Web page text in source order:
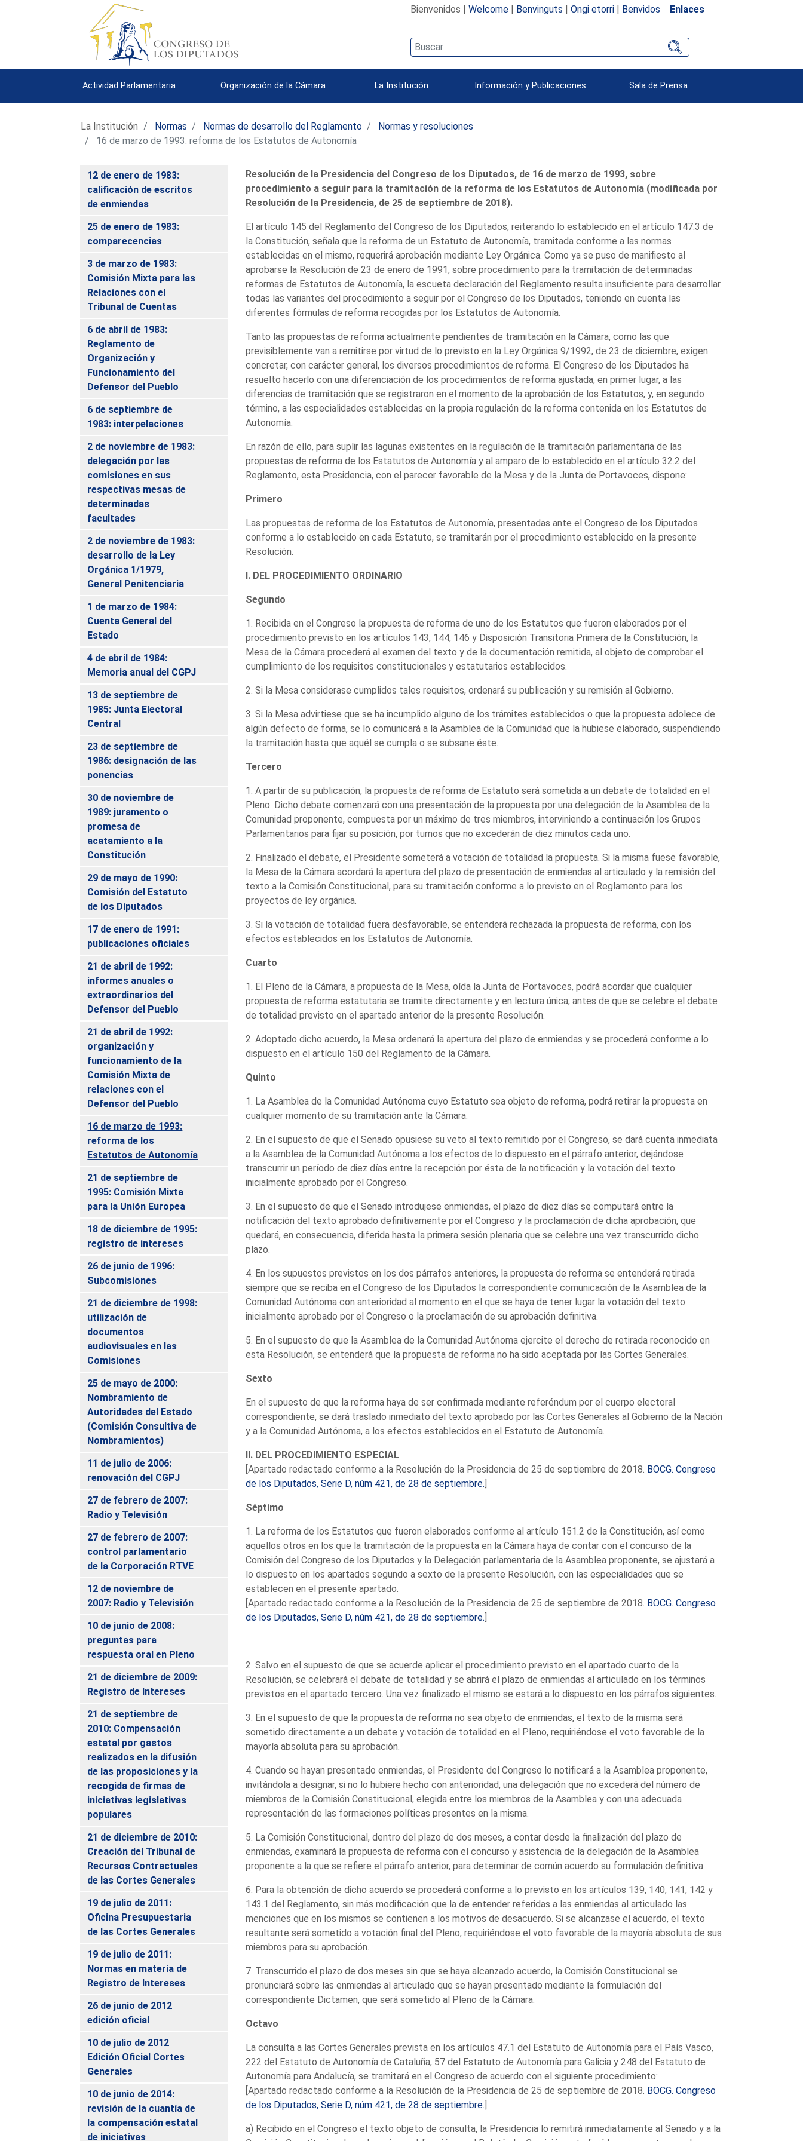
Bienvenidos | Welcome| Benvinguts | Ongi etorri| Benvidos Enlaces
Actividad Parlamentaria Organización de la Cámara La Institución Información y Publicaciones Sala de Prensa
La Institución Normas Normas de desarrollo del Reglamento
Normas y resoluciones
16 de marzo de 1993: reforma de los Estatutos de Autonomía
12 de enero de 1983:
calificación de escritos
de enmiendas
25 de enero de 1983:
comparecencias
3 de marzo de 1983:
Comisión Mixta para las
Relaciones con el
Tribunal de Cuentas
6 de abril de 1983:
Reglamento de
Organización y
Funcionamiento del
Defensor del Pueblo
6 de septiembre de
1983: interpelaciones
2 de noviembre de 1983:
delegación por las
comisiones en sus
respectivas mesas de
determinadas
facultades
2 de noviembre de 1983:
desarrollo de la Ley
Orgánica 1/1979,
General Penitenciaria
1 de marzo de 1984:
Cuenta General del
Estado
4 de abril de 1984:
Memoria anual del CGPJ
13 de septiembre de
1985: Junta Electoral
Central
23 de septiembre de
1986: designación de las
ponencias
30 de noviembre de
1989: juramento o
promesa de
acatamiento a la
Constitución
29 de mayo de 1990:
Comisión del Estatuto
de los Diputados
17 de enero de 1991:
publicaciones oficiales
21 de abril de 1992:
informes anuales o
extraordinarios del
Defensor del Pueblo
21 de abril de 1992:
organización y
funcionamiento de la
Comisión Mixta de
relaciones con el
Defensor del Pueblo
16 de marzo de 1993:
reforma de los
Estatutos de Autonomía
21 de septiembre de
1995: Comisión Mixta
para la Unión Europea
18 de diciembre de 1995:
registro de intereses
26 de junio de 1996:
Subcomisiones
21 de diciembre de 1998:
utilización de
documentos
audiovisuales en las
Comisiones
25 de mayo de 2000:
Nombramiento de
Autoridades del Estado
(Comisión Consultiva de
Nombramientos)
11 de julio de 2006:
renovación del CGPJ
27 de febrero de 2007:
Radio y Televisión
27 de febrero de 2007:
control parlamentario
de la Corporación RTVE
12 de noviembre de
2007: Radio y Televisión
10 de junio de 2008:
preguntas para
respuesta oral en Pleno
21 de diciembre de 2009:
Registro de Intereses
21 de septiembre de
2010: Compensación
estatal por gastos
realizados en la difusión
de las proposiciones y la
recogida de firmas de
iniciativas legislativas
populares
21 de diciembre de 2010:
Creación del Tribunal de
Recursos Contractuales
de las Cortes Generales
19 de julio de 2011:
Oficina Presupuestaria
de las Cortes Generales
19 de julio de 2011:
Normas en materia de
Registro de Intereses
26 de junio de 2012
edición oficial
10 de julio de 2012
Edición Oficial Cortes
Generales
10 de junio de 2014:
revisión de la cuantía de
la compensación estatal
de iniciativas
Resolución de la Presidencia del Congreso de los Diputados, de 16 de marzo de 1993, sobre
procedimiento a seguir para la tramitación de la reforma de los Estatutos de Autonomía (modificada por
Resolución de la Presidencia, de 25 de septiembre de 2018).
El artículo 145 del Reglamento del Congreso de los Diputados, reiterando lo establecido en el artículo 147.3 de
la Constitución, señala que la reforma de un Estatuto de Autonomía, tramitada conforme a las normas
establecidas en el mismo, requerirá aprobación mediante Ley Orgánica. Como ya se puso de manifiesto al
aprobarse la Resolución de 23 de enero de 1991, sobre procedimiento para la tramitación de determinadas
reformas de Estatutos de Autonomía, la escueta declaración del Reglamento resulta insuficiente para desarrollar
todas las variantes del procedimiento a seguir por el Congreso de los Diputados, teniendo en cuenta las
diferentes fórmulas de reforma recogidas por los Estatutos de Autonomía.
Tanto las propuestas de reforma actualmente pendientes de tramitación en la Cámara, como las que
previsiblemente van a remitirse por virtud de lo previsto en la Ley Orgánica 9/1992, de 23 de diciembre, exigen
concretar, con carácter general, los diversos procedimientos de reforma. El Congreso de los Diputados ha
resuelto hacerlo con una diferenciación de los procedimientos de reforma ajustada, en primer lugar, a las
diferencias de tramitación que se registraron en el momento de la aprobación de los Estatutos, y, en segundo
término, a las especialidades establecidas en la propia regulación de la reforma contenida en los Estatutos de
Autonomía.
En razón de ello, para suplir las lagunas existentes en la regulación de la tramitación parlamentaria de las
propuestas de reforma de los Estatutos de Autonomía y al amparo de lo establecido en el artículo 32.2 del
Reglamento, esta Presidencia, con el parecer favorable de la Mesa y de la Junta de Portavoces, dispone:
Primero
Las propuestas de reforma de los Estatutos de Autonomía, presentadas ante el Congreso de los Diputados
conforme a lo establecido en cada Estatuto, se tramitarán por el procedimiento establecido en la presente
Resolución.
I. DEL PROCEDIMIENTO ORDINARIO
Segundo
1. Recibida en el Congreso la propuesta de reforma de uno de los Estatutos que fueron elaborados por el
procedimiento previsto en los artículos 143, 144, 146 y Disposición Transitoria Primera de la Constitución, la
Mesa de la Cámara procederá al examen del texto y de la documentación remitida, al objeto de comprobar el
cumplimiento de los requisitos constitucionales y estatutarios establecidos.
2. Si la Mesa considerase cumplidos tales requisitos, ordenará su publicación y su remisión al Gobierno.
3. Si la Mesa advirtiese que se ha incumplido alguno de los trámites establecidos o que la propuesta adolece de
algún defecto de forma, se lo comunicará a la Asamblea de la Comunidad que la hubiese elaborado, suspendiendo
la tramitación hasta que aquél se cumpla o se subsane éste.
Tercero
1. A partir de su publicación, la propuesta de reforma de Estatuto será sometida a un debate de totalidad en el
Pleno. Dicho debate comenzará con una presentación de la propuesta por una delegación de la Asamblea de la
Comunidad proponente, compuesta por un máximo de tres miembros, interviniendo a continuación los Grupos
Parlamentarios para fijar su posición, por turnos que no excederán de diez minutos cada uno.
2. Finalizado el debate, el Presidente someterá a votación de totalidad la propuesta. Si la misma fuese favorable,
la Mesa de la Cámara acordará la apertura del plazo de presentación de enmiendas al articulado y la remisión del
texto a la Comisión Constitucional, para su tramitación conforme a lo previsto en el Reglamento para los
proyectos de ley orgánica.
3. Si la votación de totalidad fuera desfavorable, se entenderá rechazada la propuesta de reforma, con los
efectos establecidos en los Estatutos de Autonomía.
Cuarto
1. El Pleno de la Cámara, a propuesta de la Mesa, oída la Junta de Portavoces, podrá acordar que cualquier
propuesta de reforma estatutaria se tramite directamente y en lectura única, antes de que se celebre el debate
de totalidad previsto en el apartado anterior de la presente Resolución.
2. Adoptado dicho acuerdo, la Mesa ordenará la apertura del plazo de enmiendas y se procederá conforme a lo
dispuesto en el artículo 150 del Reglamento de la Cámara.
Quinto
1. La Asamblea de la Comunidad Autónoma cuyo Estatuto sea objeto de reforma, podrá retirar la propuesta en
cualquier momento de su tramitación ante la Cámara.
2. En el supuesto de que el Senado opusiese su veto al texto remitido por el Congreso, se dará cuenta inmediata
a la Asamblea de la Comunidad Autónoma a los efectos de lo dispuesto en el párrafo anterior, dejándose
transcurrir un período de diez días entre la recepción por ésta de la notificación y la votación del texto
inicialmente aprobado por el Congreso.
3. En el supuesto de que el Senado introdujese enmiendas, el plazo de diez días se computará entre la
notificación del texto aprobado definitivamente por el Congreso y la proclamación de dicha aprobación, que
quedará, en consecuencia, diferida hasta la primera sesión plenaria que se celebre una vez transcurrido dicho
plazo.
4. En los supuestos previstos en los dos párrafos anteriores, la propuesta de reforma se entenderá retirada
siempre que se reciba en el Congreso de los Diputados la correspondiente comunicación de la Asamblea de la
Comunidad Autónoma con anterioridad al momento en el que se haya de tener lugar la votación del texto
inicialmente aprobado por el Congreso o la proclamación de su aprobación definitiva.
5. En el supuesto de que la Asamblea de la Comunidad Autónoma ejercite el derecho de retirada reconocido en
esta Resolución, se entenderá que la propuesta de reforma no ha sido aceptada por las Cortes Generales.
Sexto
En el supuesto de que la reforma haya de ser confirmada mediante referéndum por el cuerpo electoral
correspondiente, se dará traslado inmediato del texto aprobado por las Cortes Generales al Gobierno de la Nación
y a la Comunidad Autónoma, a los efectos establecidos en el Estatuto de Autonomía.
II. DEL PROCEDIMIENTO ESPECIAL
[Apartado redactado conforme a la Resolución de la Presidencia de 25 de septiembre de 2018. BOCG. Congreso
de los Diputados, Serie D, núm 421, de 28 de septiembre.]
Séptimo
1. La reforma de los Estatutos que fueron elaborados conforme al artículo 151.2 de la Constitución, así como
aquellos otros en los que la tramitación de la propuesta en la Cámara haya de contar con el concurso de la
Comisión del Congreso de los Diputados y la Delegación parlamentaria de la Asamblea proponente, se ajustará a
lo dispuesto en los apartados segundo a sexto de la presente Resolución, con las especialidades que se
establecen en el presente apartado.
[Apartado redactado conforme a la Resolución de la Presidencia de 25 de septiembre de 2018. BOCG. Congreso
de los Diputados, Serie D, núm 421, de 28 de septiembre.]
2. Salvo en el supuesto de que se acuerde aplicar el procedimiento previsto en el apartado cuarto de la
Resolución, se celebrará el debate de totalidad y se abrirá el plazo de enmiendas al articulado en los términos
previstos en el apartado tercero. Una vez finalizado el mismo se estará a lo dispuesto en los párrafos siguientes.
3. En el supuesto de que la propuesta de reforma no sea objeto de enmiendas, el texto de la misma será
sometido directamente a un debate y votación de totalidad en el Pleno, requiriéndose el voto favorable de la
mayoría absoluta para su aprobación.
4. Cuando se hayan presentado enmiendas, el Presidente del Congreso lo notificará a la Asamblea proponente,
invitándola a designar, si no lo hubiere hecho con anterioridad, una delegación que no excederá del número de
miembros de la Comisión Constitucional, elegida entre los miembros de la Asamblea y con una adecuada
representación de las formaciones políticas presentes en la misma.
5. La Comisión Constitucional, dentro del plazo de dos meses, a contar desde la finalización del plazo de
enmiendas, examinará la propuesta de reforma con el concurso y asistencia de la delegación de la Asamblea
proponente a la que se refiere el párrafo anterior, para determinar de común acuerdo su formulación definitiva.
6. Para la obtención de dicho acuerdo se procederá conforme a lo previsto en los artículos 139, 140, 141, 142 y
143.1 del Reglamento, sin más modificación que la de entender referidas a las enmiendas al articulado las
menciones que en los mismos se contienen a los motivos de desacuerdo. Si se alcanzase el acuerdo, el texto
resultante será sometido a votación final del Pleno, requiriéndose el voto favorable de la mayoría absoluta de sus
miembros para su aprobación.
7. Transcurrido el plazo de dos meses sin que se haya alcanzado acuerdo, la Comisión Constitucional se
pronunciará sobre las enmiendas al articulado que se hayan presentado mediante la formulación del
correspondiente Dictamen, que será sometido al Pleno de la Cámara.
Octavo
La consulta a las Cortes Generales prevista en los artículos 47.1 del Estatuto de Autonomía para el País Vasco,
222 del Estatuto de Autonomía de Cataluña, 57 del Estatuto de Autonomía para Galicia y 248 del Estatuto de
Autonomía para Andalucía, se tramitará en el Congreso de acuerdo con el siguiente procedimiento:
[Apartado redactado conforme a la Resolución de la Presidencia de 25 de septiembre de 2018. BOCG. Congreso
de los Diputados, Serie D, núm 421, de 28 de septiembre.]
a) Recibido en el Congreso el texto objeto de consulta, la Presidencia lo remitirá inmediatamente al Senado y a la